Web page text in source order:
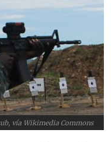
vía Wikimedia Commons